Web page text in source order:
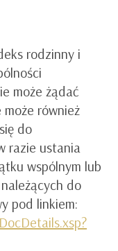
rodzinny i
może żądać
również
do
razie ustania
wspólnym lub
do
pod linkiem: